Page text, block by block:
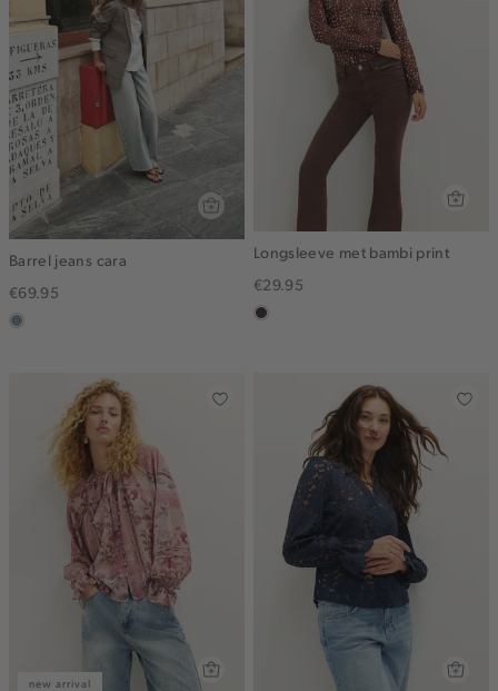
Barrel jeans cara
€69.95
dusty
Longsleeve met bambi print
€29.95
choco
new arrival